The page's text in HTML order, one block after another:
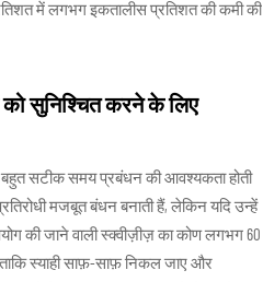
में लगभग इकतालीस प्रतिशत की कमी की
को सुनिश्चित करने के लिए
बहुत सटीक समय प्रबंधन की आवश्यकता होती
मजबूत बंधन बनाती हैं, लेकिन यदि उन्हें
की जाने वाली स्क्वीज़ीज़ का कोण लगभग 60
स्याही साफ़-साफ़ निकल जाए और